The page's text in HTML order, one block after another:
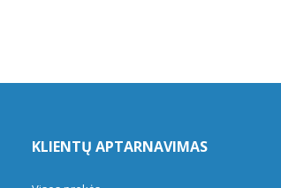
KLIENTŲ APTARNAVIMAS